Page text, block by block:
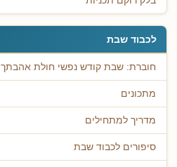
לכבוד שבת
חוברת: שבת קודש נפשי חולת אהבתך
מתכונים
מדריך למתחילים
סיפורים לכבוד שבת